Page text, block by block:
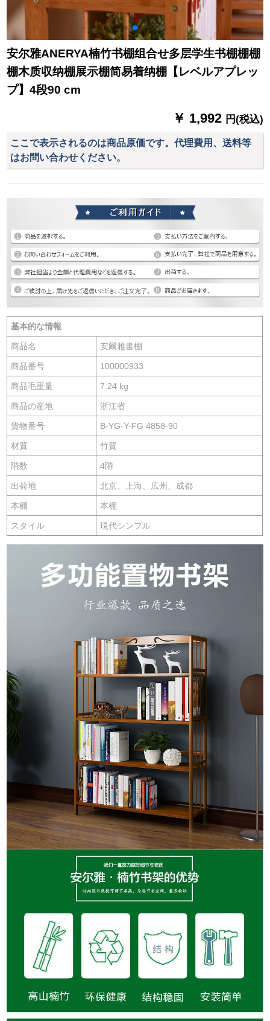
安尔雅ANERYA楠竹书棚组合せ多层学生书棚棚棚
棚木质収纳棚展示棚简易着纳棚【レベルアプレッ
プ】4段90 cm
￥ 1,992 円(税込)
ここで表示されるのは商品原価です。代理費用、送料等
はお問い合わせください。
基本的な情報
商品名 安爾雅書棚
商品番号 100000933
商品毛重量 7.24 kg
商品の産地 浙江省
貨物番号 B-YG-Y-FG 4858-90
材質 竹質
階数 4階
出荷地 北京、上海、広州、成都
本棚 本棚
スタイル 現代シンプル